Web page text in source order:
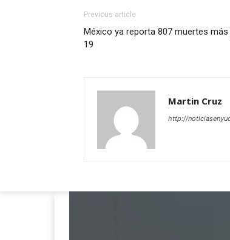
Previous article
México ya reporta 807 muertes
19
Martin Cruz
http://